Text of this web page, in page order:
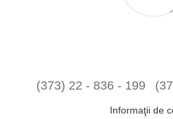
(373) 22 - 836 - 199
Informaţii de